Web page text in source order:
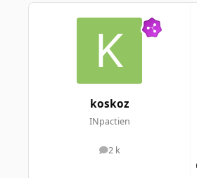
koskoz
INpactien
2 k
messages